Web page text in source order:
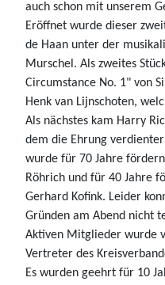
auch schon mit unserem
Eröffnet wurde dieser
de Haan unter der
Murschel. Als zweites
Circumstance No. 1" von
Henk van Lijnschoten,
Als nächstes kam Harry
dem die Ehrung
wurde für 70 Jahre
Röhrich und für 40 Jahre
Gerhard Kofink. Leider
Gründen am Abend nicht
Aktiven Mitglieder wurde
Vertreter des
Es wurden geehrt für 10